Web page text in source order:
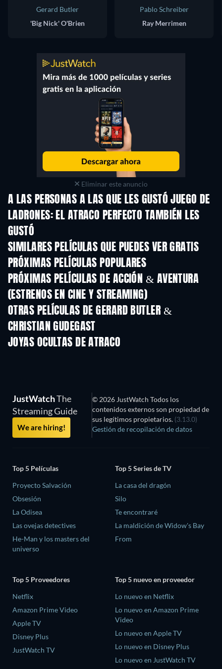
Gerard Butler
'Big Nick' O'Brien
Pablo Schreiber
Ray Merrimen
Eliminar este anuncio
A LAS PERSONAS A LAS QUE LES GUSTÓ JUEGO DE
LADRONES: EL ATRACO PERFECTO TAMBIÉN LES
GUSTÓ
SIMILARES PELÍCULAS QUE PUEDES VER GRATIS
PRÓXIMAS PELÍCULAS POPULARES
PRÓXIMAS PELÍCULAS DE ACCIÓN & AVENTURA
(ESTRENOS EN CINE Y STREAMING)
OTRAS PELÍCULAS DE GERARD BUTLER &
CHRISTIAN GUDEGAST
JOYAS OCULTAS DE ATRACO
JustWatchThe
Streaming Guide
We are hiring!
© 2026 JustWatch Todos los
contenidos externos son propiedad de
sus legítimos propietarios. (3.13.0)
Gestión de recopilación de datos
Top 5 Películas
Proyecto Salvación
Obsesión
La Odisea
Las ovejas detectives
He-Man y los masters del
universo
Top 5 Series de TV
La casa del dragón
Silo
Te encontraré
La maldición de Widow's Bay
From
Top 5 Proveedores
Netflix
Amazon Prime Video
Apple TV
Disney Plus
JustWatch TV
Top 5 nuevo en proveedor
Lo nuevo en Netflix
Lo nuevo en Amazon Prime
Video
Lo nuevo en Apple TV
Lo nuevo en Disney Plus
Lo nuevo en JustWatch TV